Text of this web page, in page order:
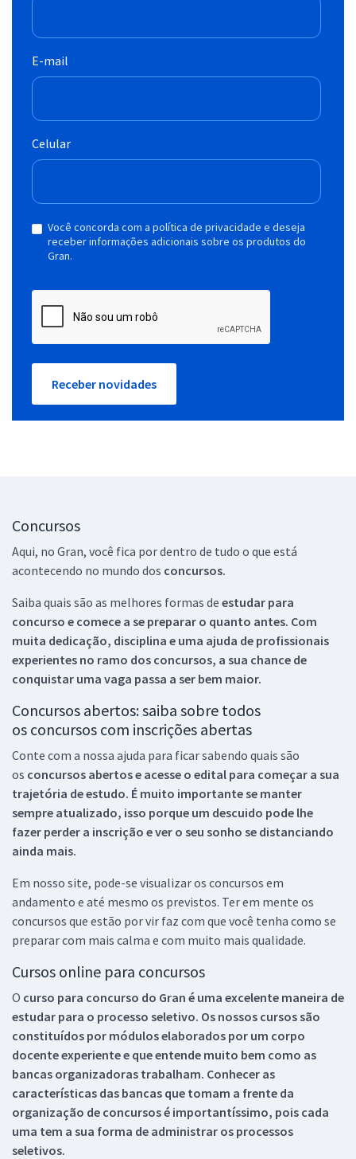
E-mail
Celular
Você concorda com a política de privacidade e deseja
receber informações adicionais sobre os produtos do
Gran.
Receber novidades
Concursos
Aqui, no Gran, você fica por dentro de tudo o que está
acontecendo no mundo dos concursos.
Saiba quais são as melhores formas de estudar para
concurso e comece a se preparar o quanto antes. Com
muita dedicação, disciplina e uma ajuda de profissionais
experientes no ramo dos concursos, a sua chance de
conquistar uma vaga passa a ser bem maior.
Concursos abertos: saiba sobre todos
os concursos com inscrições abertas
Conte com a nossa ajuda para ficar sabendo quais são
os concursos abertos e acesse o edital para começar a sua
trajetória de estudo. É muito importante se manter
sempre atualizado, isso porque um descuido pode lhe
fazer perder a inscrição e ver o seu sonho se distanciando
ainda mais.
Em nosso site, pode-se visualizar os concursos em
andamento e até mesmo os previstos. Ter em mente os
concursos que estão por vir faz com que você tenha como se
preparar com mais calma e com muito mais qualidade.
Cursos online para concursos
O curso para concurso do Gran é uma excelente maneira de
estudar para o processo seletivo. Os nossos cursos são
constituídos por módulos elaborados por um corpo
docente experiente e que entende muito bem como as
bancas organizadoras trabalham. Conhecer as
características das bancas que tomam a frente da
organização de concursos é importantíssimo, pois cada
uma tem a sua forma de administrar os processos
seletivos.